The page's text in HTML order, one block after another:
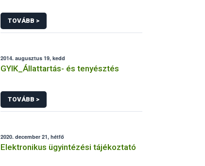
TOVÁBB >
2014. augusztus 19, kedd
GYIK_Állattartás- és tenyésztés
TOVÁBB >
2020. december 21, hétfő
Elektronikus ügyintézési tájékoztató